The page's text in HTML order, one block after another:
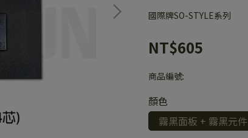
國際牌SO-STYLE系列
NT$605
商品編號:
顏色
霧黑面板 + 霧黑元件